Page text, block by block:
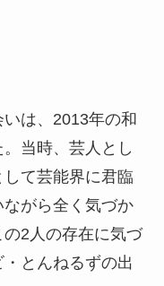
は、2013年の和
当時、芸人とし
て芸能界に君臨
がら全く気づか
2人の存在に気づ
とんねるずの出